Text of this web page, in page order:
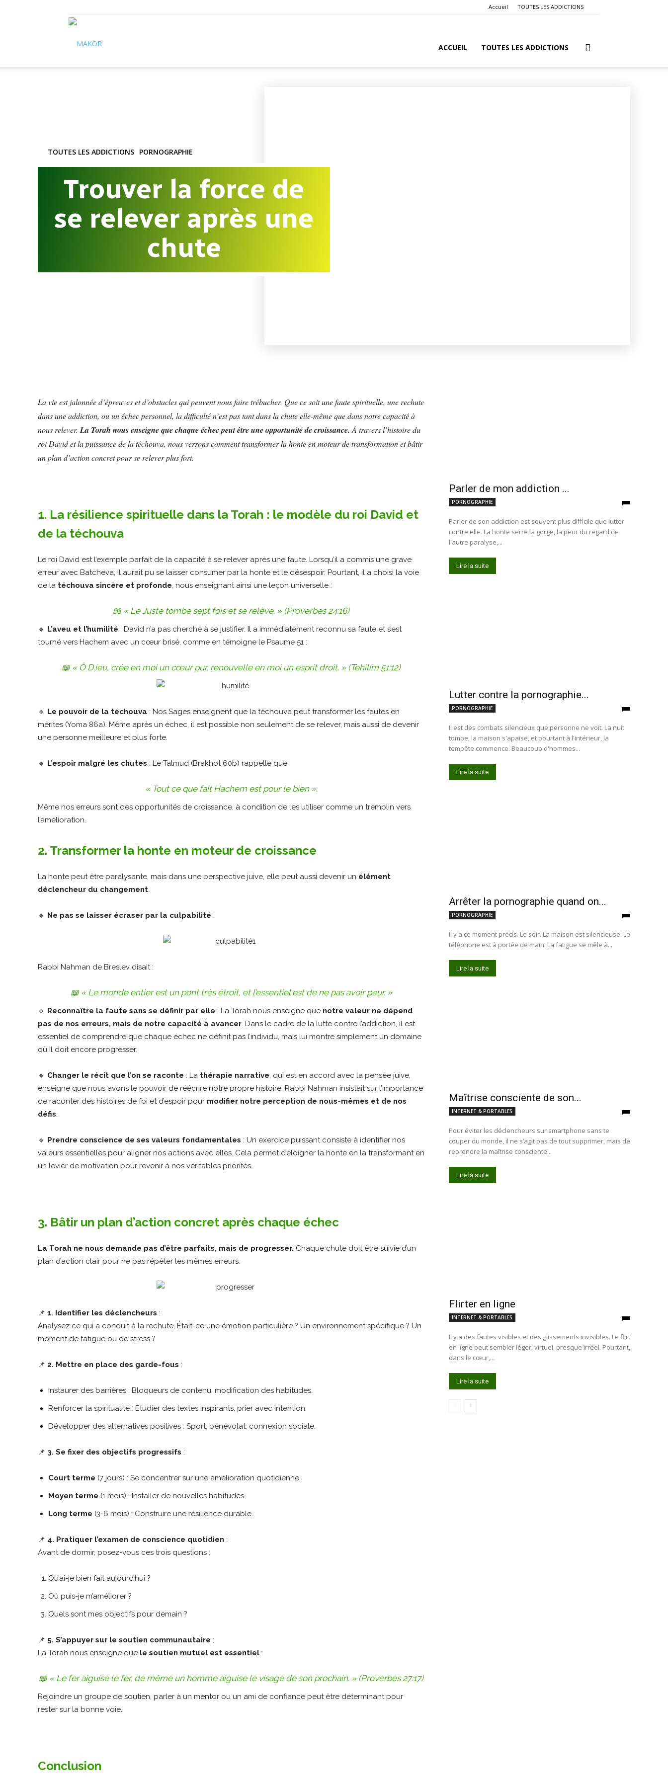
Accueil TOUTES LES ADDICTIONS
ACCUEIL TOUTES LES ADDICTIONS
TOUTES LES ADDICTIONS PORNOGRAPHIE
Trouver la force de
se relever après une
chute
La vie est jalonnée d’épreuves et d’obstacles qui peuvent nous faire trébucher. Que ce soit une faute spirituelle, une rechute
dans une addiction, ou un échec personnel, la difficulté n’est pas tant dans la chute elle-même que dans notre capacité à
nous relever. La Torah nous enseigne que chaque échec peut être une opportunité de croissance. À travers l’histoire du
roi David et la puissance de la téchouva, nous verrons comment transformer la honte en moteur de transformation et bâtir
un plan d’action concret pour se relever plus fort.
1. La résilience spirituelle dans la Torah : le modèle du roi David et
de la téchouva
Le roi David est l’exemple parfait de la capacité à se relever après une faute. Lorsqu’il a commis une grave
erreur avec Batcheva, il aurait pu se laisser consumer par la honte et le désespoir. Pourtant, il a choisi la voie
de la téchouva sincère et profonde, nous enseignant ainsi une leçon universelle :
📖 « Le Juste tombe sept fois et se relève. »(Proverbes 24:16)
🔹 L’aveu et l’humilité : David n’a pas cherché à se justifier. Il a immédiatement reconnu sa faute et s’est
tourné vers Hachem avec un cœur brisé, comme en témoigne le Psaume 51 :
📖 « Ô D.ieu, crée en moi un cœur pur, renouvelle en moi un esprit droit. »(Tehilim 51:12)
🔹 Le pouvoir de la téchouva : Nos Sages enseignent que la téchouva peut transformer les fautes en
mérites (Yoma 86a). Même après un échec, il est possible non seulement de se relever, mais aussi de devenir
une personne meilleure et plus forte.
🔹 L’espoir malgré les chutes : Le Talmud (Brakhot 60b) rappelle que
« Tout ce que fait Hachem est pour le bien ».
Même nos erreurs sont des opportunités de croissance, à condition de les utiliser comme un tremplin vers
l’amélioration.
2. Transformer la honte en moteur de croissance
La honte peut être paralysante, mais dans une perspective juive, elle peut aussi devenir un élément
déclencheur du changement.
🔹 Ne pas se laisser écraser par la culpabilité :
Rabbi Nahman de Breslev disait :
📖 « Le monde entier est un pont très étroit, et l’essentiel est de ne pas avoir peur. »
🔹 Reconnaître la faute sans se définir par elle : La Torah nous enseigne que notre valeur ne dépend
pas de nos erreurs, mais de notre capacité à avancer. Dans le cadre de la lutte contre l’addiction, il est
essentiel de comprendre que chaque échec ne définit pas l’individu, mais lui montre simplement un domaine
où il doit encore progresser.
🔹 Changer le récit que l’on se raconte : La thérapie narrative, qui est en accord avec la pensée juive,
enseigne que nous avons le pouvoir de réécrire notre propre histoire. Rabbi Nahman insistait sur l’importance
de raconter des histoires de foi et d’espoir pour modifier notre perception de nous-mêmes et de nos
défis.
🔹 Prendre conscience de ses valeurs fondamentales : Un exercice puissant consiste à identifier nos
valeurs essentielles pour aligner nos actions avec elles. Cela permet d’éloigner la honte en la transformant en
un levier de motivation pour revenir à nos véritables priorités.
3. Bâtir un plan d’action concret après chaque échec
La Torah ne nous demande pas d’être parfaits, mais de progresser. Chaque chute doit être suivie d’un
plan d’action clair pour ne pas répéter les mêmes erreurs.
📌 1. Identifier les déclencheurs :
Analysez ce qui a conduit à la rechute. Était-ce une émotion particulière ? Un environnement spécifique ? Un
moment de fatigue ou de stress ?
📌 2. Mettre en place des garde-fous :
Instaurer des barrières : Bloqueurs de contenu, modification des habitudes.
Renforcer la spiritualité : Étudier des textes inspirants, prier avec intention.
Développer des alternatives positives : Sport, bénévolat, connexion sociale.
📌 3. Se fixer des objectifs progressifs :
Court terme (7 jours) : Se concentrer sur une amélioration quotidienne.
Moyen terme (1 mois) : Installer de nouvelles habitudes.
Long terme (3-6 mois) : Construire une résilience durable.
📌 4. Pratiquer l’examen de conscience quotidien :
Avant de dormir, posez-vous ces trois questions :
Qu’ai-je bien fait aujourd’hui ?
Où puis-je m’améliorer ?
Quels sont mes objectifs pour demain ?
📌 5. S’appuyer sur le soutien communautaire :
La Torah nous enseigne que le soutien mutuel est essentiel :
📖 « Le fer aiguise le fer, de même un homme aiguise le visage de son prochain. »(Proverbes 27:17)
Rejoindre un groupe de soutien, parler à un mentor ou un ami de confiance peut être déterminant pour
rester sur la bonne voie.
Conclusion
Parler de mon addiction ...
PORNOGRAPHIE
Parler de son addiction est souvent plus difficile que lutter
contre elle. La honte serre la gorge, la peur du regard de
l'autre paralyse,...
Lire la suite
Lutter contre la pornographie...
PORNOGRAPHIE
Il est des combats silencieux que personne ne voit. La nuit
tombe, la maison s'apaise, et pourtant à l'intérieur, la
tempête commence. Beaucoup d'hommes...
Lire la suite
Arrêter la pornographie quand on...
PORNOGRAPHIE
Il y a ce moment précis. Le soir. La maison est silencieuse. Le
téléphone est à portée de main. La fatigue se mêle à...
Lire la suite
Maîtrise consciente de son...
INTERNET & PORTABLES
Pour éviter les déclencheurs sur smartphone sans te
couper du monde, il ne s’agit pas de tout supprimer, mais de
reprendre la maîtrise consciente...
Lire la suite
Flirter en ligne
INTERNET & PORTABLES
Il y a des fautes visibles et des glissements invisibles. Le flirt
en ligne peut sembler léger, virtuel, presque irréel. Pourtant,
dans le cœur,...
Lire la suite